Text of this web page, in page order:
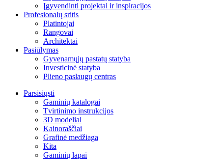
Įgyvendinti projektai ir inspiracijos
Profesionalų sritis
Platintojai
Rangovai
Architektai
Pasiūlymas
Gyvenamųjų pastatų statyba
Investicinė statyba
Plieno paslaugų centras
Parsisiųsti
Gaminių katalogai
Tvirtinimo instrukcijos
3D modeliai
Kainoraščiai
Grafinė medžiaga
Kita
Gaminių lapai